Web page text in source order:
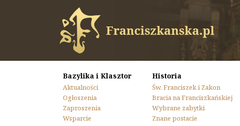
Bazylika i Klasztor
Aktualności
Ogłoszenia
Zaproszenia
Wsparcie
Historia
Św. Franciszek i Zakon
Bracia na Franciszkańskiej
Wybrane zabytki
Znane postacie